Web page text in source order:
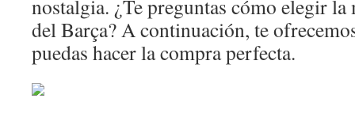
nostalgia. ¿Te preguntas cómo elegir
del Barça? A continuación, te
puedas hacer la compra perfecta.